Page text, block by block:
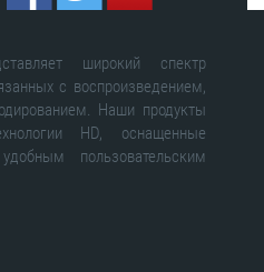
широкий спектр
с воспроизведением,
Наши продукты
HD, оснащенные
пользовательским